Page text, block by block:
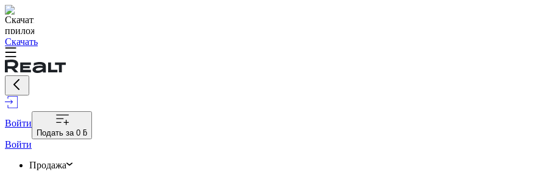
Скачать
Войти
Подать за 0 ƃ
Войти
Продажа